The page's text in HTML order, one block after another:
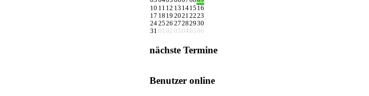
10 11 12 13 1415 16
17 18 19 20212223
242526 27282930
31 01 02 03 04 05 06
nächste Termine
Benutzer online